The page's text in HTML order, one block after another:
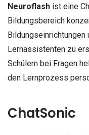
Neuroflash ist eine
Bildungsbereich
Bildungseinrichtungen
Lernassistenten zu
Schülern bei Fragen
den Lernprozess
ChatSonic